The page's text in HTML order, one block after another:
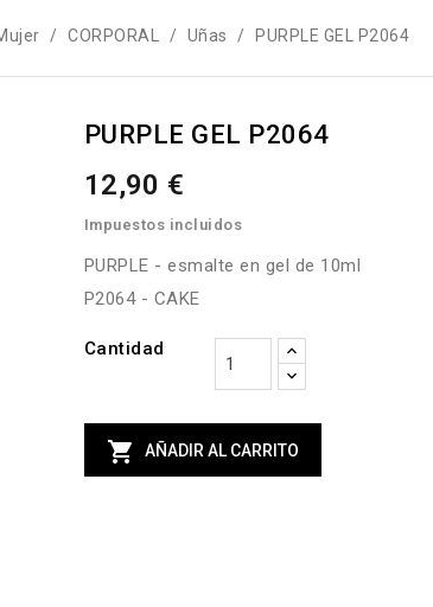
CORPORAL Uñas PURPLE GEL P2064
PURPLE GEL P2064
12,90 €
Impuestos incluidos
PURPLE - esmalte en gel de 10ml
P2064 - CAKE
Cantidad
 AÑADIR AL CARRITO